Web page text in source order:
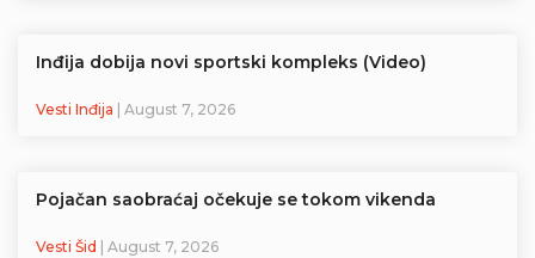
Inđija dobija novi sportski kompleks (Video)
Vesti Inđija | August 7, 2026
Pojačan saobraćaj očekuje se tokom vikenda
Vesti Šid | August 7, 2026